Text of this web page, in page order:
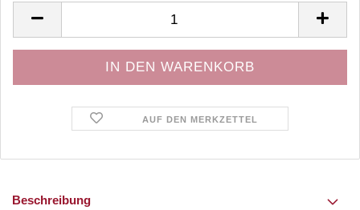
AUF DEN MERKZETTEL
Beschreibung